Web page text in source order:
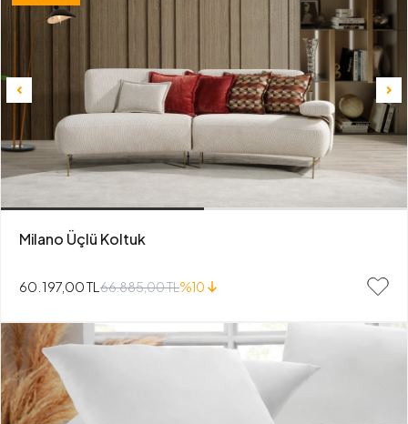
Milano Üçlü Koltuk
60.197,00 TL 66.885,00 TL%10